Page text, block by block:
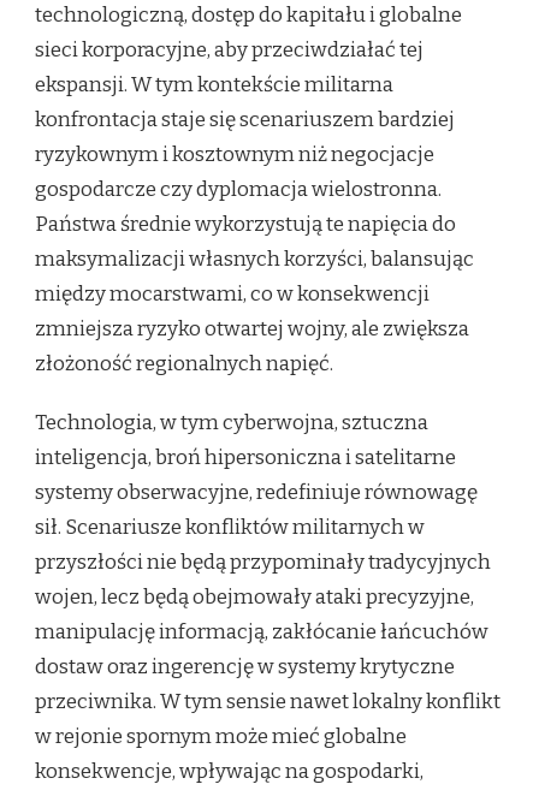
technologiczną, dostęp do kapitału i globalne
sieci korporacyjne, aby przeciwdziałać tej
ekspansji. W tym kontekście militarna
konfrontacja staje się scenariuszem bardziej
ryzykownym i kosztownym niż negocjacje
gospodarcze czy dyplomacja wielostronna.
Państwa średnie wykorzystują te napięcia do
maksymalizacji własnych korzyści, balansując
między mocarstwami, co w konsekwencji
zmniejsza ryzyko otwartej wojny, ale zwiększa
złożoność regionalnych napięć.
Technologia, w tym cyberwojna, sztuczna
inteligencja, broń hipersoniczna i satelitarne
systemy obserwacyjne, redefiniuje równowagę
sił. Scenariusze konfliktów militarnych w
przyszłości nie będą przypominały tradycyjnych
wojen, lecz będą obejmowały ataki precyzyjne,
manipulację informacją, zakłócanie łańcuchów
dostaw oraz ingerencję w systemy krytyczne
przeciwnika. W tym sensie nawet lokalny konflikt
w rejonie spornym może mieć globalne
konsekwencje, wpływając na gospodarki,